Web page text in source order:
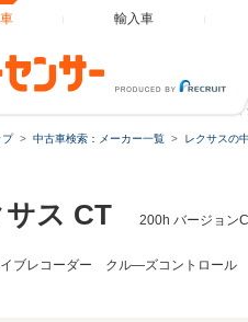
輸入車
ジョンC 42000キロ プリクラッシュセーフ
プ
中古車検索：メーカー一覧 レクサスの
サス CT 200h バージョ
ブレコーダー クル―ズコントロール